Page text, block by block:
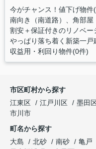
今がチャンス！値下げ物件
南向き（南道路）、角部屋
割安＋保証付きのリノベ
やっぱり落ち着く新築一戸
収益用・利回り物件(0件)
市区町村から探す
江東区
江戸川区 墨田
市川市
町名から探す
大島
北砂 南砂 亀戸